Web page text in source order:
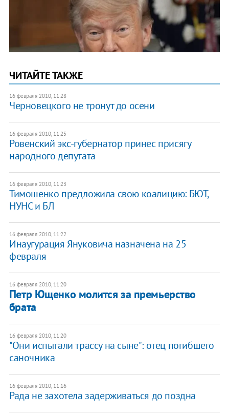
ЧИТАЙТЕ ТАКЖЕ
16 февраля 2010, 11:28
Черновецкого не тронут до осени
16 февраля 2010, 11:25
Ровенский экс-губернатор принес присягу
народного депутата
16 февраля 2010, 11:23
Тимошенко предложила свою коалицию: БЮТ,
НУНС и БЛ
16 февраля 2010, 11:22
Инаугурация Януковича назначена на 25
февраля
16 февраля 2010, 11:20
Петр Ющенко молится за премьерство
брата
16 февраля 2010, 11:20
"Они испытали трассу на сыне": отец погибшего
саночника
16 февраля 2010, 11:16
Рада не захотела задерживаться до поздна